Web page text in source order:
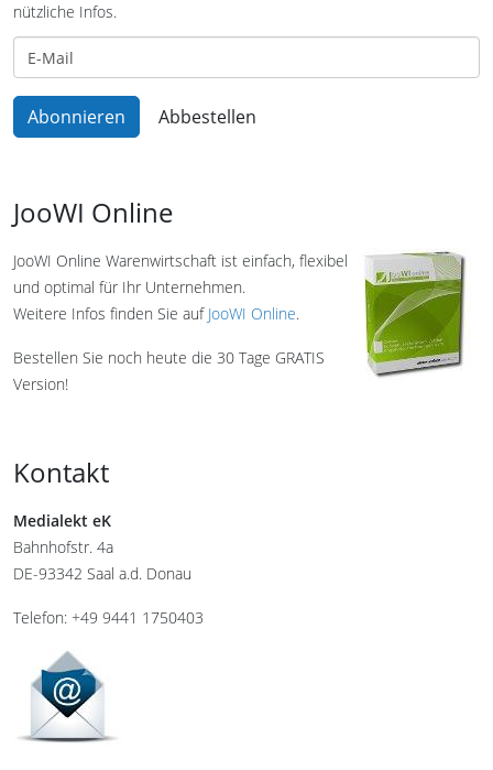
nützliche Infos.
JooWI Online
JooWI Online Warenwirtschaft ist einfach, flexibel
und optimal für Ihr Unternehmen.
Weitere Infos finden Sie auf JooWI Online.
Bestellen Sie noch heute die 30 Tage GRATIS
Version!
Kontakt
Medialekt eK
Bahnhofstr. 4a
DE-93342 Saal a.d. Donau
Telefon: +49 9441 1750403